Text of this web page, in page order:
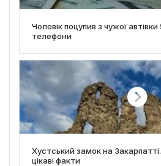
Чоловік поцупив з чужої
телефони
Хустський замок на
цікаві факти